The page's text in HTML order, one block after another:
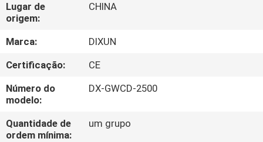
MOSTRA
DE
VR
SOBRE
NÓS
Lugar de
origem:
CHINA
Marca:
DIXUN
Certificação:
CE
Número do
modelo:
DX-GWCD-2500
Quantidade de
ordem mínima:
um grupo